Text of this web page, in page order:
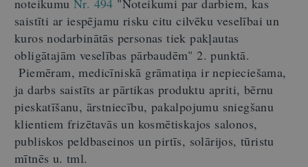
saistīti ar iespējamu risku citu cilvēku veselībai un
kuros nodarbinātās personas tiek pakļautas
obligātajām veselības pārbaudēm" 2. punktā.
Piemēram, medicīniskā grāmatiņa ir nepieciešama,
ja darbs saistīts ar pārtikas produktu apriti, bērnu
pieskatīšanu, ārstniecību, pakalpojumu sniegšanu
klientiem frizētavās un kosmētiskajos salonos,
publiskos peldbaseinos un pirtīs, solārijos, tūristu
mītnēs u. tml.